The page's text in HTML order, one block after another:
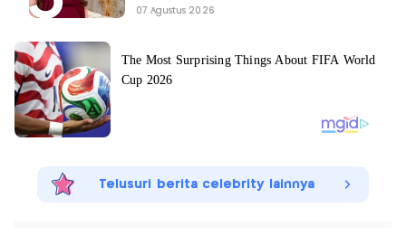
07 Agustus 2026
Telusuri berita celebrity lainnya